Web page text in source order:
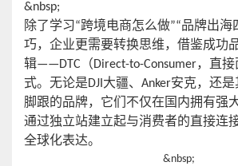
&nbsp;
除了学习“跨境电商怎么做”“品牌出海
巧，企业更需要转换思维，借鉴成功
辑——DTC（Direct-to-Consumer，直
式。无论是DJI大疆、Anker安克，还
脚跟的品牌，它们不仅在国内拥有强
通过独立站建立起与消费者的直接连
全球化表达。
&nbsp;